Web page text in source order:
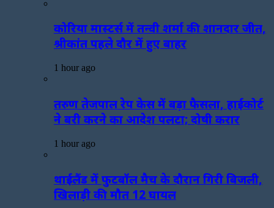
कोरिया मास्टर्स में तन्वी शर्मा की शानदार जीत,
श्रीकांत पहले दौर में हुए बाहर
1 hour ago
तरुण तेजपाल रेप केस में बड़ा फैसला, हाईकोर्ट
ने बरी करने का आदेश पलटा; दोषी करार
1 hour ago
थाईलैंड में फुटबॉल मैच के दौरान गिरी बिजली,
खिलाड़ी की मौत 12 घायल